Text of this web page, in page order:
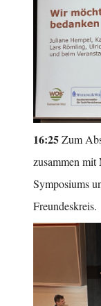
16:25Zum
zusammen
Symposiums
Freundeskreis.